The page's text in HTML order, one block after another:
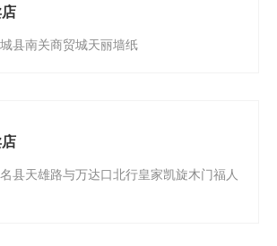
县南关商贸城天丽墙纸
县天雄路与万达口北行皇家凯旋木门福人